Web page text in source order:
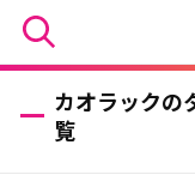
カオラックの
覧